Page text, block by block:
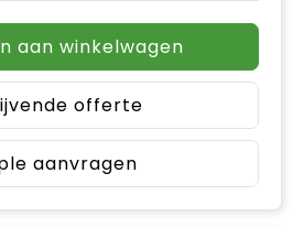
aan winkelwagen
offerte
aanvragen